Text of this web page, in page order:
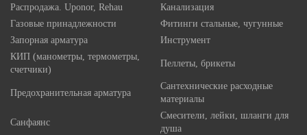
Распродажа. Uponor, Rehau
Канализация
Газовые принадлежности
Фитинги стальные, чугунные
Запорная арматура
Инструмент
КИП (манометры, термометры,
счетчики)
Пеллеты, брикеты
Предохранительная арматура
Сантехнические расходные
материалы
Санфаянс
Смесители, лейки, шланги для
душа